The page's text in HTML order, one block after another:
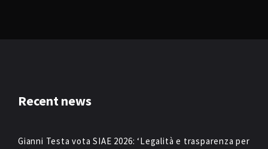
Recent news
Gianni Testa vota SIAE 2026: ‘Legalità e trasparenza per